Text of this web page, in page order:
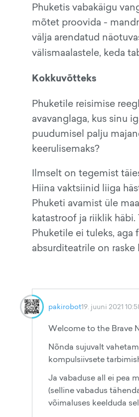
Phuketis vabakäigu
mõtet proovida -
välja arendatud
välismaalastele, keda
Kokkuvõtteks
Phuketile reisimise
avavanglaga, kus sinu
puudumisel palju
keerulisemaks?
Ilmselt on tegemist
Hiina vaktsiinid liiga
Phuketi avamist üle
katastroof ja riiklik
Phuketile ei tuleks,
absurditeatrile on raske
pakirobot19. juuni 2021
Welcome to the Brave
Nõnda sujuvalt
kompulsiivsete
Ja vabaduse all ei pea
(selline vabadus
võimaluses keelduda